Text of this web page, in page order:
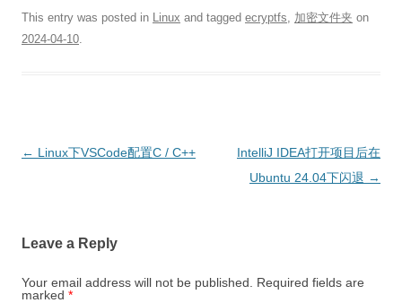
This entry was posted in Linux and tagged ecryptfs, 加密文件夹 on
2024-04-10.
Post
← Linux下VSCode配置C / C++
IntelliJ IDEA打开项目后在
Ubuntu 24.04下闪退 →
Leave a Reply
Your email address will not be published.
Required fields are
marked *